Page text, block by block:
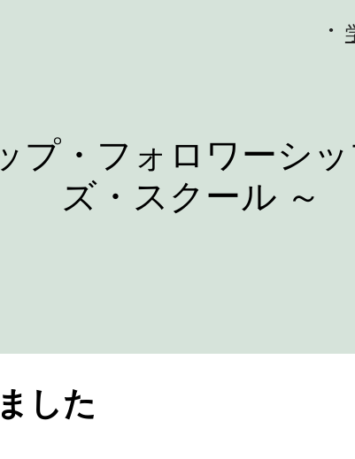
プ・フォロワーシ
ズ・スクール ～
した